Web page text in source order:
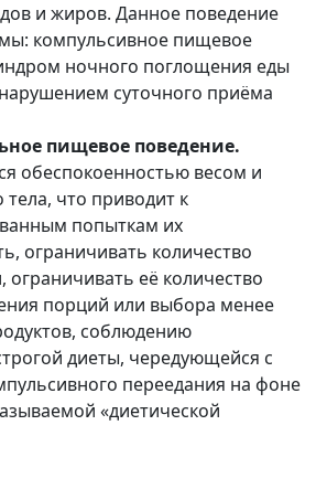
и жиров. Данное поведение
компульсивное пищевое
ночного поглощения еды
суточного приёма
пищевое поведение.
обеспокоенностью весом и
что приводит к
попыткам их
ограничивать количество
её количество
порций или выбора менее
соблюдению
диеты, чередующейся с
переедания на фоне
«диетической